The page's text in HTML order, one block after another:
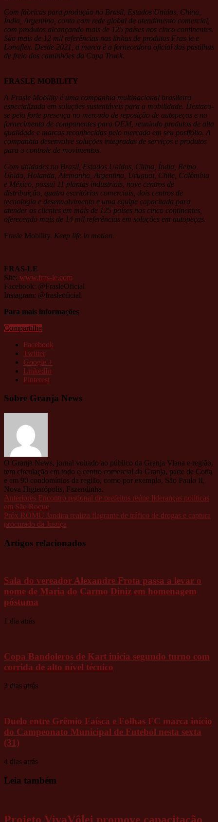
Com fábricas para produção no Brasil, Estados Unidos, China,
Índia, Argentina, conta com rede global de atendimento comercial,
com produtos alcançando mais de 125 países nos cinco continentes.
São mais de 12 mil referências nas linhas de produtos Fras-le e
Lonaflex. Desde 2021, a marca é a fornecedora oficial das pastilhas
de freio dos caminhões da Copa Truck.
FRASLE MOBILITY
A Frasle Mobility é uma companhia multinacional brasileira
especializada em soluções sustentáveis para a mobilidade. Destaca-
se pela forte presença no mercado de reposição de autopeças e no
fornecimento de componentes para OEM, reunindo produtos de alta
qualidade e marcas reconhecidas pelo mercado em seu portfólio. A
companhia desenvolve soluções integradas de serviços e produtos
para o controle de movimentos.
Com unidades no Brasil, Estados Unidos, China, Índia, Reino
Unido, Holanda, Alemanha, Argentina, Uruguai, Chile, Colômbia
e México, possui 11 plantas industriais, nove centros de
distribuição, quatro escritórios comerciais, dois centros de
tecnologia e desenvolvimento e uma equipe capacitada para
atender os clientes em mais de 125 países nos cinco continentes,
oferecendo mais de 14 mil referências em soluções em autopeças.
Frasle Mobility. Keep life in motion.
FRAS-LE
Site: www.fras-le.com
Facebook: @FrasleOficial
Instagram: @frasleoficial
Para mais informações
Compartilhe
Facebook
Twitter
Google +
LinkedIn
Pinterest
Sobre Granja News
O Granja News, jornal voltado ao público da Granja Viana e região,
tem circulação em todo o centro comercial da Granja, parte de Cotia
e em 90 condomínios da região, como por exemplo, São Paulo II,
Nova Higienópolis, Fazendinha.
Anteriores Encontro regional de prefeitos reúne lideranças políticas
em São Roque
Próx ROMU Jandira realiza flagrante de tráfico de drogas e captura
procurado da Justiça
Artigos relacionados
Sala do vereador Alexandre Frota passa a levar o
nome de Maria do Carmo Diniz em homenagem
póstuma
1 dia atrás
Copa Bandoleros de Kart inicia segundo turno com
corrida de alto nível técnico
3 dias atrás
Duelo entre Grêmio Faísca e Folhas FC marca início
do Campeonato Municipal de Futebol nesta sexta
(31)
4 dias atrás
Leia também